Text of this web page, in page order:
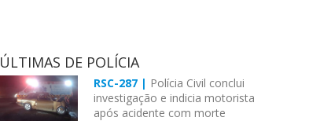
ÚLTIMAS DE POLÍCIA
RSC-287 | Polícia Civil conclui
investigação e indicia motorista
após acidente com morte